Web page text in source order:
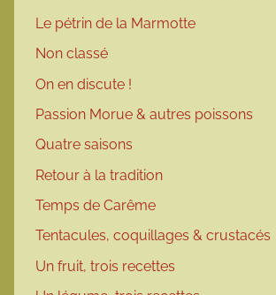
Le pétrin de la Marmotte
Non classé
On en discute !
Passion Morue & autres poissons
Quatre saisons
Retour à la tradition
Temps de Carême
Tentacules, coquillages & crustacés
Un fruit, trois recettes